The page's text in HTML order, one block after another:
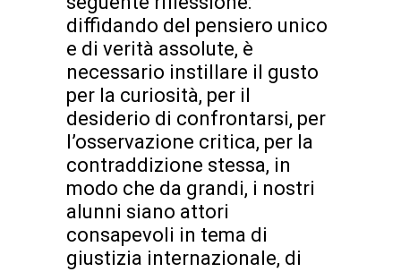
diffidando del pensiero unico
e di verità assolute, è
necessario instillare il gusto
per la curiosità, per il
desiderio di confrontarsi, per
l’osservazione critica, per la
contraddizione stessa, in
modo che da grandi, i nostri
alunni siano attori
consapevoli in tema di
giustizia internazionale, di